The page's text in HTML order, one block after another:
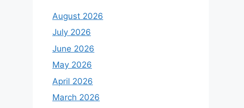
August 2026
July 2026
June 2026
May 2026
April 2026
March 2026